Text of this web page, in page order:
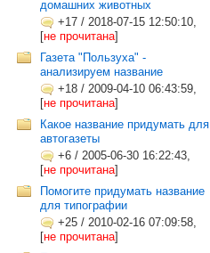
домашних животных
+17 / 2018-07-15 12:50:10,
[не прочитана]
Газета "Пользуха" -
анализируем название
+18 / 2009-04-10 06:43:59,
[не прочитана]
Какое название придумать для
автогазеты
+6 / 2005-06-30 16:22:43,
[не прочитана]
Помогите придумать название
для типографии
+25 / 2010-02-16 07:09:58,
[не прочитана]